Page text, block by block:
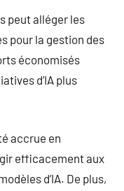
peut alléger les
pour la gestion des
économisés
d’IA plus
accrue en
efficacement aux
d’IA. De plus,